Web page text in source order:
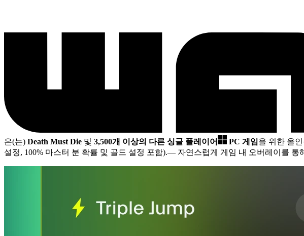
은(는) Death Must Die 및 3,500개 이상의 다른 싱글 플레이어 PC 게임을 위한 올
설정, 100% 마스터 분 확률 및 골드 설정 포함).— 자연스럽게 게임 내 오버레이를 통